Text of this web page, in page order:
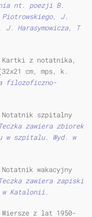
nt. poezji B.
J.
J. Harasymowicza, T
Kartki z notatnika,
cm, mps, k.
filozoficzno-
Notatnik szpitalny
Teczka zawiera zbiorek
w szpitalu. Wyd. w
Notatnik wakacyjny
Teczka zawiera zapiski
Katalonii.
Wiersze z lat 1950-